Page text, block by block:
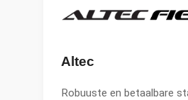
Altec
Robuuste en betaalbare